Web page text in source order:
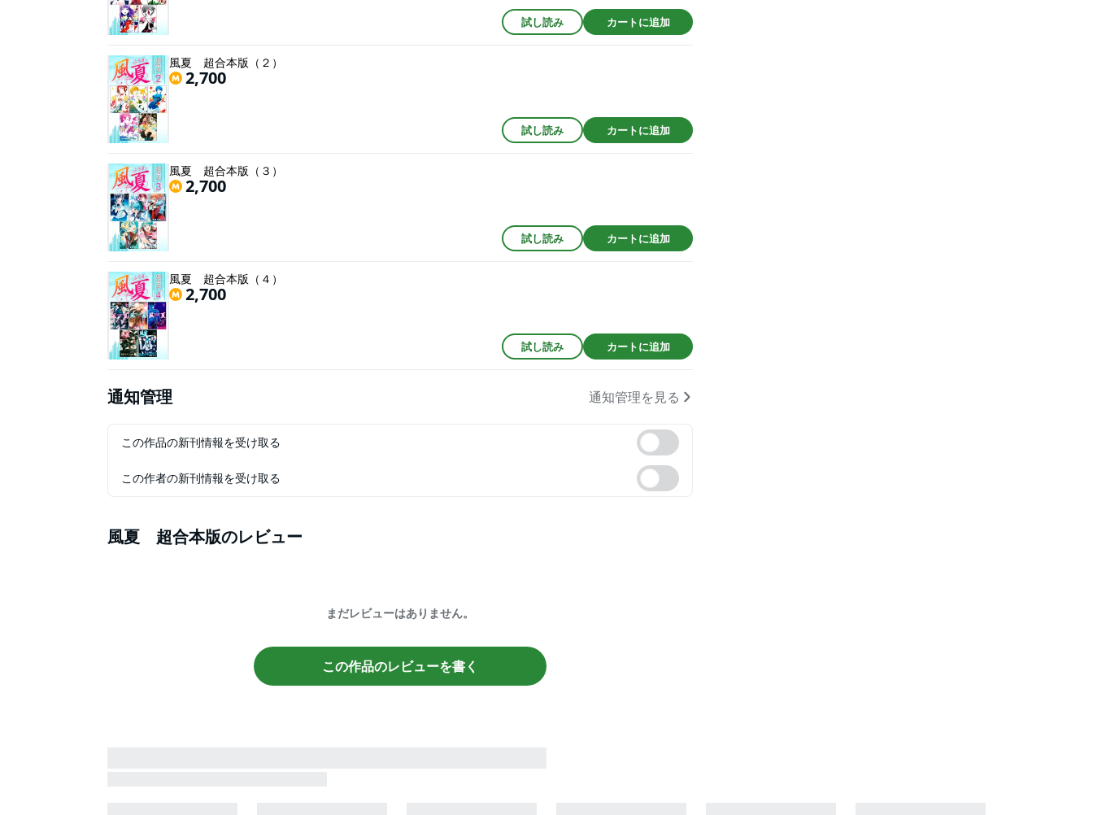
試し読み カートに追加
風夏 超合本版（２）
2,700
試し読み カートに追加
風夏 超合本版（３）
2,700
試し読み カートに追加
風夏 超合本版（４）
2,700
試し読み カートに追加
通知管理 通知管理を見る
この作品の新刊情報を受け取る
この作者の新刊情報を受け取る
風夏 超合本版のレビュー
まだレビューはありません。
この作品のレビューを書く